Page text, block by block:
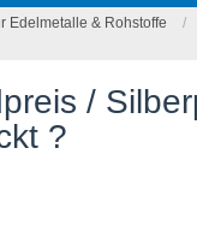
Edelmetalle & Rohstoffe
/
?